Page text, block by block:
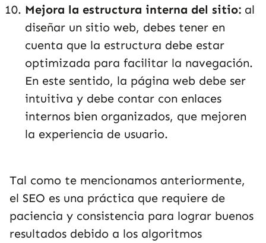
Mejora la estructura interna del sitio: al
diseñar un sitio web, debes tener en
cuenta que la estructura debe estar
optimizada para facilitar la navegación.
En este sentido, la página web debe ser
intuitiva y debe contar con enlaces
internos bien organizados, que mejoren
la experiencia de usuario.
Tal como te mencionamos anteriormente,
el SEO es una práctica que requiere de
paciencia y consistencia para lograr buenos
resultados debido a los algoritmos